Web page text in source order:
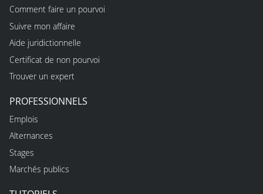
Comment faire un pourvoi
Suivre mon affaire
Aide juridictionnelle
Certificat de non pourvoi
Trouver un expert
PROFESSIONNELS
Emplois
Alternances
Stages
Marchés publics